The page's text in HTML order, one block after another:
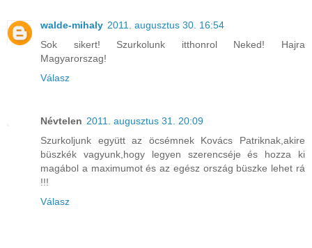
walde-mihaly 2011. augusztus 30. 16:54
Sok sikert! Szurkolunk itthonrol Neked! Hajra
Magyarorszag!
Válasz
Névtelen 2011. augusztus 31. 20:09
Szurkoljunk együtt az öcsémnek Kovács Patriknak,akire
büszkék vagyunk,hogy legyen szerencséje és hozza ki
magábol a maximumot és az egész ország büszke lehet rá
!!!
Válasz